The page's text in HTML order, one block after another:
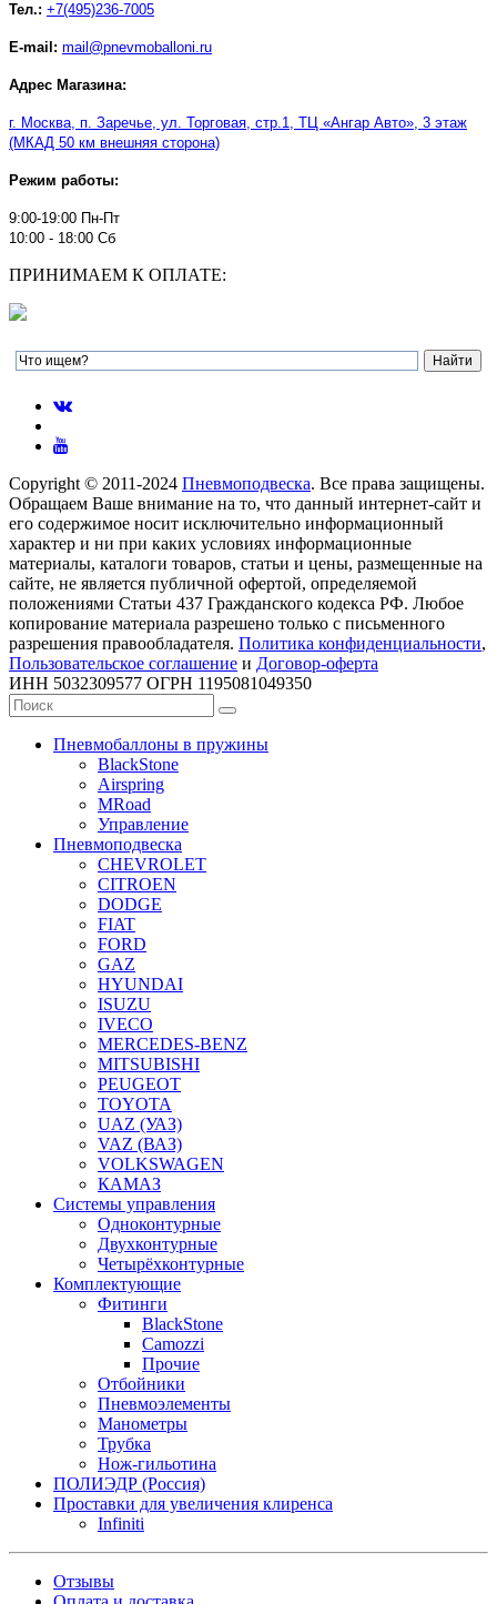
Тел.: +7(495)236-7005
E-mail: mail@pnevmoballoni.ru
Адрес Магазина:
г. Москва, п. Заречье, ул. Торговая, стр.1, ТЦ «Ангар Авто», 3 этаж
(МКАД 50 км внешняя сторона)
Режим работы:
9:00-19:00 Пн-Пт
10:00 - 18:00 Сб
ПРИНИМАЕМ К ОПЛАТЕ:
Copyright © 2011-2024 Пневмоподвеска. Все права защищены.
Обращаем Ваше внимание на то, что данный интернет-сайт и
его содержимое носит исключительно информационный
характер и ни при каких условиях информационные
материалы, каталоги товаров, статьи и цены, размещенные на
сайте, не является публичной офертой, определяемой
положениями Статьи 437 Гражданского кодекса РФ. Любое
копирование материала разрешено только с письменного
разрешения правообладателя. Политика конфиденциальности,
Пользовательское соглашение и Договор-оферта
ИНН 5032309577 ОГРН 1195081049350
Пневмобаллоны в пружины
BlackStone
Airspring
MRoad
Управление
Пневмоподвеска
CHEVROLET
CITROEN
DODGE
FIAT
FORD
GAZ
HYUNDAI
ISUZU
IVECO
MERCEDES-BENZ
MITSUBISHI
PEUGEOT
TOYOTA
UAZ (УАЗ)
VAZ (ВАЗ)
VOLKSWAGEN
КАМАЗ
Системы управления
Одноконтурные
Двухконтурные
Четырёхконтурные
Комплектующие
Фитинги
BlackStone
Camozzi
Прочие
Отбойники
Пневмоэлементы
Манометры
Трубка
Нож-гильотина
ПОЛИЭДР (Россия)
Проставки для увеличения клиренса
Infiniti
Отзывы